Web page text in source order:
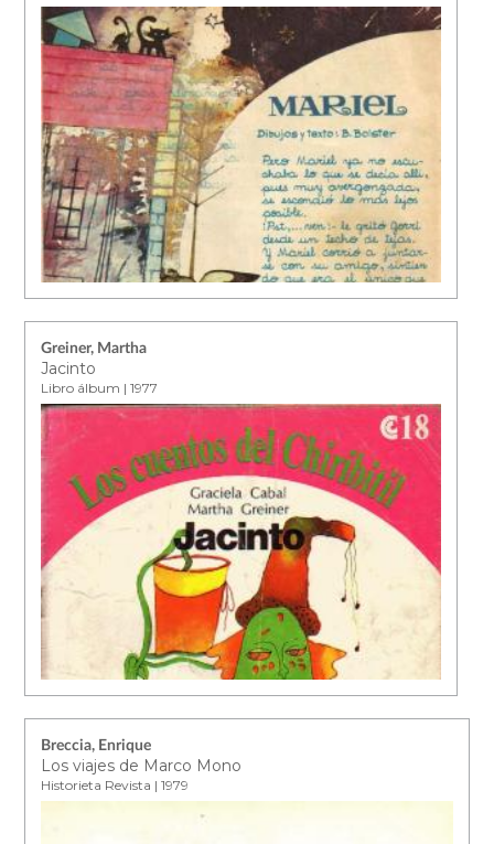
Greiner, Martha
Jacinto
Libro álbum | 1977
Breccia, Enrique
Los viajes de Marco Mono
Historieta Revista | 1979